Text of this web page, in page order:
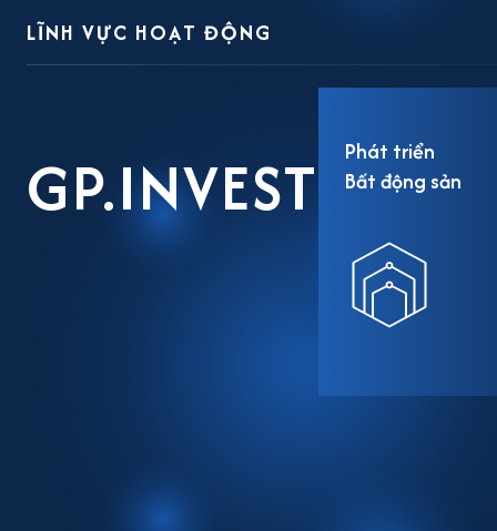
LĨNH VỰC HOẠT ĐỘNG
GP.INVEST
Phát triển
Bất động sản